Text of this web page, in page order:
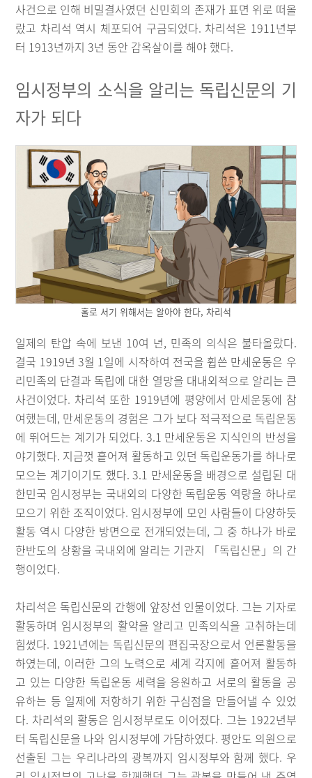
사건으로 인해 비밀결사였던 신민회의 존재가 표면 위로 떠올
랐고 차리석 역시 체포되어 구금되었다. 차리석은 1911년부
터 1913년까지 3년 동안 감옥살이를 해야 했다.
임시정부의 소식을 알리는 독립신문의 기
자가 되다
홀로 서기 위해서는 알아야 한다, 차리석
일제의 탄압 속에 보낸 10여 년, 민족의 의식은 불타올랐다.
결국 1919년 3월 1일에 시작하여 전국을 휩쓴 만세운동은 우
리민족의 단결과 독립에 대한 열망을 대내외적으로 알리는 큰
사건이었다. 차리석 또한 1919년에 평양에서 만세운동에 참
여했는데, 만세운동의 경험은 그가 보다 적극적으로 독립운동
에 뛰어드는 계기가 되었다. 3.1 만세운동은 지식인의 반성을
야기했다. 지금껏 흩어져 활동하고 있던 독립운동가를 하나로
모으는 계기이기도 했다. 3.1 만세운동을 배경으로 설립된 대
한민국 임시정부는 국내외의 다양한 독립운동 역량을 하나로
모으기 위한 조직이었다. 임시정부에 모인 사람들이 다양하듯
활동 역시 다양한 방면으로 전개되었는데, 그 중 하나가 바로
한반도의 상황을 국내외에 알리는 기관지 「독립신문」의 간
행이었다.
차리석은 독립신문의 간행에 앞장선 인물이었다. 그는 기자로
활동하며 임시정부의 활약을 알리고 민족의식을 고취하는데
힘썼다. 1921년에는 독립신문의 편집국장으로서 언론활동을
하였는데, 이러한 그의 노력으로 세계 각지에 흩어져 활동하
고 있는 다양한 독립운동 세력을 응원하고 서로의 활동을 공
유하는 등 일제에 저항하기 위한 구심점을 만들어낼 수 있었
다. 차리석의 활동은 임시정부로도 이어졌다. 그는 1922년부
터 독립신문을 나와 임시정부에 가담하였다. 평안도 의원으로
선출된 그는 우리나라의 광복까지 임시정부와 함께 했다. 우